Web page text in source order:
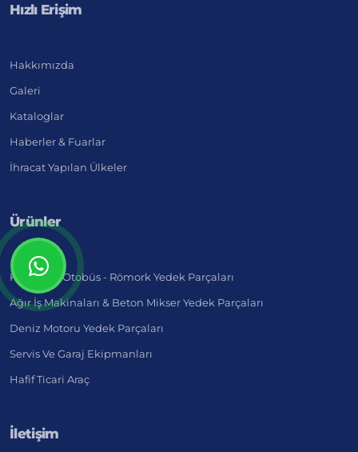
Hızlı Erişim
Hakkımızda
Galeri
Kataloglar
Haberler & Fuarlar
İhracat Yapılan Ülkeler
Ürünler
Kamyon - Otobüs - Römork Yedek Parçaları
Ağır İş Makinaları & Beton Mikser Yedek Parçaları
Deniz Motoru Yedek Parçaları
Servis Ve Garaj Ekipmanları
Hafif Ticari Araç
İletişim